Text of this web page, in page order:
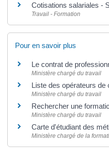
Cotisations salariales -
Travail - Formation
Pour en savoir plus
Le contrat de
Ministère chargé du travail
Liste des opérateurs
Ministère chargé du travail
Rechercher une
Ministère chargé du travail
Carte d'étudiant des
Ministère chargé de la